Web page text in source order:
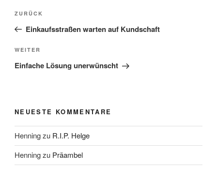
Beitragsnavigation
Vorheriger
Beitrag
ZURÜCK
Einkaufsstraßen warten auf Kundschaft
Nächster
Beitrag
WEITER
Einfache Lösung unerwünscht
NEUESTE KOMMENTARE
Henningzu R.I.P. Helge
Henningzu Präambel